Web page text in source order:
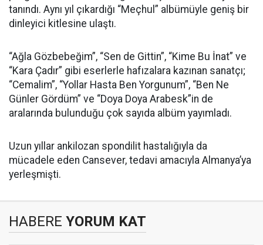
tanındı. Aynı yıl çıkardığı “Meçhul” albümüyle geniş bir
dinleyici kitlesine ulaştı.
“Ağla Gözbebeğim”, “Sen de Gittin”, “Kime Bu İnat” ve
“Kara Çadır” gibi eserlerle hafızalara kazınan sanatçı;
“Cemalim”, “Yollar Hasta Ben Yorgunum”, “Ben Ne
Günler Gördüm” ve “Doya Doya Arabesk”in de
aralarında bulunduğu çok sayıda albüm yayımladı.
Uzun yıllar ankilozan spondilit hastalığıyla da
mücadele eden Cansever, tedavi amacıyla Almanya’ya
yerleşmişti.
HABERE YORUM KAT